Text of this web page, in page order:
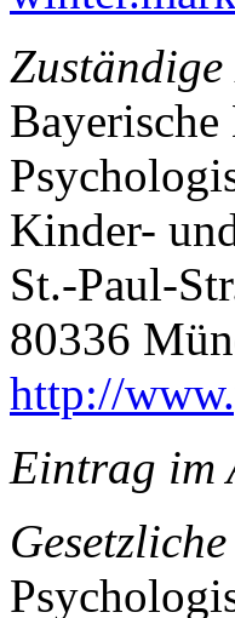
Bayerische
Kinder-
St.-Paul-
80336
http://
Eintrag im